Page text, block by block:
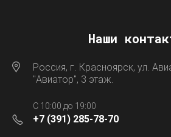
Наши
Россия, г. Красноярск, ул.
"Авиатор", 3 этаж.
C 10:00 до 19:00
+7 (391) 285-78-70